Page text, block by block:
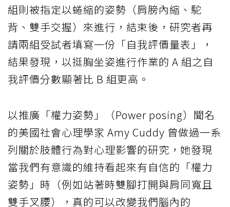
組則被指定以蜷縮的姿勢（肩膀內縮、駝
背、雙手交握）來進行，結束後，研究者再
請兩組受試者填寫一份「自我評價量表」，
結果發現，以挺胸坐姿進行作業的 A 組之自
我評價分數顯著比 B 組更高。
以推廣「權力姿勢」（Power posing）聞名
的美國社會心理學家 Amy Cuddy 曾做過一系
列關於肢體行為對心理影響的研究，她發現
當我們有意識的維持看起來有自信的「權力
姿勢」時（例如站著時雙腳打開與肩同寬且
雙手叉腰），真的可以改變我們腦內的